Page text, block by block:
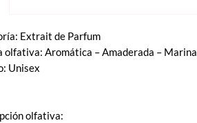
Extrait de Parfum
olfativa: Aromática – Amaderada – Marina
Unisex
olfativa: